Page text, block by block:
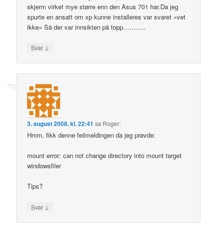
skjerm virket mye større enn den Asus 701 har.Da jeg
spurte en ansatt om xp kunne installeres var svaret «vet
ikke» Så der var innsikten på topp………..
Svar ↓
3. august 2008, kl. 22:41 sa Roger:
Hmm, fikk denne feilmeldingen da jeg prøvde:
mount error: can not change directory into mount target
windowsfiler
Tips?
Svar ↓